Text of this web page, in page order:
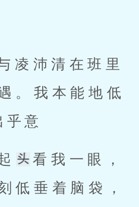
。我本能地低
乎意
看我一眼，
低垂着脑袋，